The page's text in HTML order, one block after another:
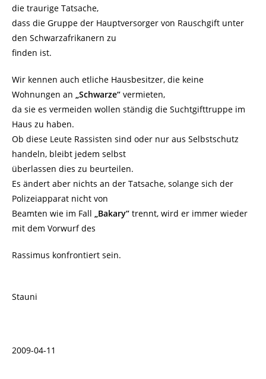
die traurige Tatsache,
dass die Gruppe der Hauptversorger von Rauschgift unter
den Schwarzafrikanern zu
finden ist.
Wir kennen auch etliche Hausbesitzer, die keine
Wohnungen an „Schwarze“ vermieten,
da sie es vermeiden wollen ständig die Suchtgifttruppe im
Haus zu haben.
Ob diese Leute Rassisten sind oder nur aus Selbstschutz
handeln, bleibt jedem selbst
überlassen dies zu beurteilen.
Es ändert aber nichts an der Tatsache, solange sich der
Polizeiapparat nicht von
Beamten wie im Fall „Bakary“ trennt, wird er immer wieder
mit dem Vorwurf des
Rassimus konfrontiert sein.
Stauni
2009-04-11